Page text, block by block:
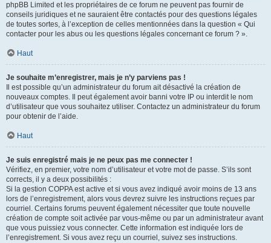
phpBB Limited et les propriétaires de ce forum ne peuvent pas fournir de
conseils juridiques et ne sauraient être contactés pour des questions légales
de toutes sortes, à l’exception de celles mentionnées dans la question « Qui
contacter pour les abus ou les questions légales concernant ce forum ? ».
Haut
Je souhaite m’enregistrer, mais je n’y parviens pas !
Il est possible qu’un administrateur du forum ait désactivé la création de
nouveaux comptes. Il peut également avoir banni votre IP ou interdit le nom
d’utilisateur que vous souhaitez utiliser. Contactez un administrateur du forum
pour obtenir de l’aide.
Haut
Je suis enregistré mais je ne peux pas me connecter !
Vérifiez, en premier, votre nom d’utilisateur et votre mot de passe. S’ils sont
corrects, il y a deux possibilités :
Si la gestion COPPA est active et si vous avez indiqué avoir moins de 13 ans
lors de l’enregistrement, alors vous devrez suivre les instructions reçues par
courriel. Certains forums peuvent également nécessiter que toute nouvelle
création de compte soit activée par vous-même ou par un administrateur avant
que vous puissiez vous connecter. Cette information est indiquée lors de
l’enregistrement. Si vous avez reçu un courriel, suivez ses instructions.